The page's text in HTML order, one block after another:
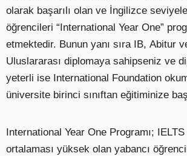
olarak başarılı olan ve İngilizce
öğrencileri “International Year One”
etmektedir. Bunun yanı sıra IB, Abitur
Uluslararası diplomaya sahipseniz ve
yeterli ise International Foundation
üniversite birinci sınıftan eğitiminize
International Year One Programı;
ortalaması yüksek olan yabancı